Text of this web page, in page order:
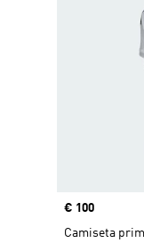
Precio
€ 100
Camiseta